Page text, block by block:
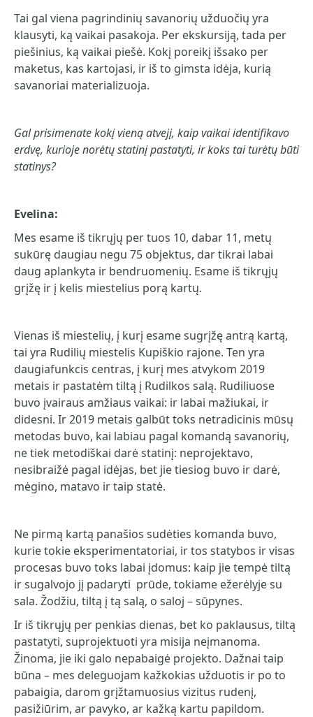
Tai gal viena pagrindinių savanorių užduočių yra
klausyti, ką vaikai pasakoja. Per ekskursiją, tada per
piešinius, ką vaikai piešė. Kokį poreikį išsako per
maketus, kas kartojasi, ir iš to gimsta idėja, kurią
savanoriai materializuoja.
Gal prisimenate kokį vieną atvejį, kaip vaikai identifikavo
erdvę, kurioje norėtų statinį pastatyti, ir koks tai turėtų būti
statinys?
Evelina:
Mes esame iš tikrųjų per tuos 10, dabar 11, metų
sukūrę daugiau negu 75 objektus, dar tikrai labai
daug aplankyta ir bendruomenių. Esame iš tikrųjų
grįžę ir į kelis miestelius porą kartų.
Vienas iš miestelių, į kurį esame sugrįžę antrą kartą,
tai yra Rudilių miestelis Kupiškio rajone. Ten yra
daugiafunkcis centras, į kurį mes atvykom 2019
metais ir pastatėm tiltą į Rudilkos salą. Rudiliuose
buvo įvairaus amžiaus vaikai: ir labai mažiukai, ir
didesni. Ir 2019 metais galbūt toks netradicinis mūsų
metodas buvo, kai labiau pagal komandą savanorių,
ne tiek metodiškai darė statinį: neprojektavo,
nesibraižė pagal idėjas, bet jie tiesiog buvo ir darė,
mėgino, matavo ir taip statė.
Ne pirmą kartą panašios sudėties komanda buvo,
kurie tokie eksperimentatoriai, ir tos statybos ir visas
procesas buvo toks labai įdomus: kaip jie tempė tiltą
ir sugalvojo jį padaryti prūde, tokiame ežerėlyje su
sala. Žodžiu, tiltą į tą salą, o saloj – sūpynes.
Ir iš tikrųjų per penkias dienas, bet ko paklausus, tiltą
pastatyti, suprojektuoti yra misija neįmanoma.
Žinoma, jie iki galo nepabaigė projekto. Dažnai taip
būna – mes deleguojam kažkokias užduotis ir po to
pabaigia, darom grįžtamuosius vizitus rudenį,
pasižiūrim, ar pavyko, ar kažką kartu papildom.